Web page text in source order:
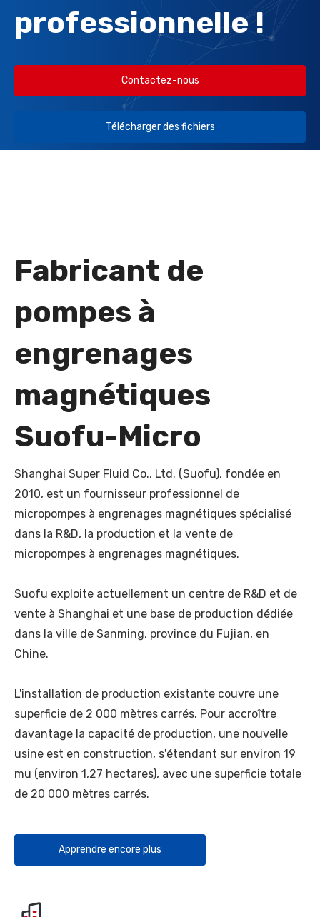
professionnelle !
Contactez-nous
Télécharger des fichiers
Fabricant de
pompes à
engrenages
magnétiques
Suofu-Micro
Shanghai Super Fluid Co., Ltd. (Suofu), fondée en
2010, est un fournisseur professionnel de
micropompes à engrenages magnétiques spécialisé
dans la R&D, la production et la vente de
micropompes à engrenages magnétiques.
Suofu exploite actuellement un centre de R&D et de
vente à Shanghai et une base de production dédiée
dans la ville de Sanming, province du Fujian, en
Chine.
L'installation de production existante couvre une
superficie de 2 000 mètres carrés. Pour accroître
davantage la capacité de production, une nouvelle
usine est en construction, s'étendant sur environ 19
mu (environ 1,27 hectares), avec une superficie totale
de 20 000 mètres carrés.
Apprendre encore plus